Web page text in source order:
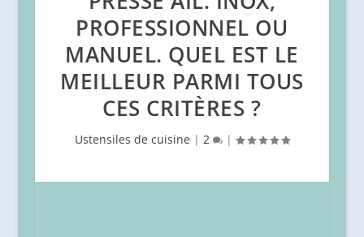
PROFESSIONNEL OU
MANUEL. QUEL EST LE
MEILLEUR PARMI TOUS
CES CRITÈRES ?
Ustensiles de cuisine | 2 |